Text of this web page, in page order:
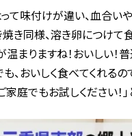
って味付けが違い、血合い
き同様、溶き卵につけ
まりますね！おいしい！
おいしく食べてくれるの
庭でもお試しください！」